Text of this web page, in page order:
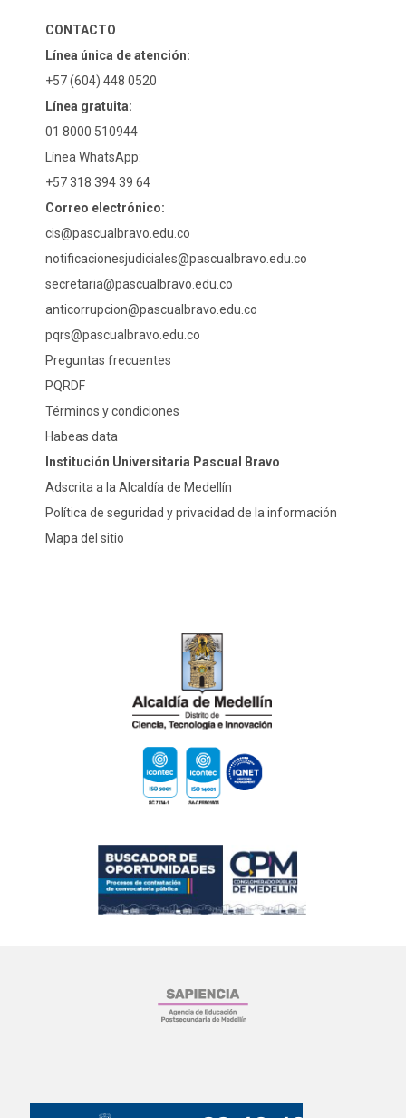
CONTACTO
Línea única de atención:
+57 (604) 448 0520
Línea gratuita:
01 8000 510944
Línea WhatsApp:
+57 318 394 39 64
Correo electrónico:
cis@pascualbravo.edu.co
notificacionesjudiciales@pascualbravo.edu.co
secretaria@pascualbravo.edu.co
anticorrupcion@pascualbravo.edu.co
pqrs@pascualbravo.edu.co
Preguntas frecuentes
PQRDF
Términos y condiciones
Habeas data
Institución Universitaria Pascual Bravo
Adscrita a la Alcaldía de Medellín
Política de seguridad y privacidad de la información
Mapa del sitio